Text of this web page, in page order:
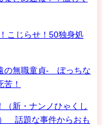
こじらせ！50独身処
無職童貞- ぼっちな
！
（新・ナンノひゃくし
話題な事件からおも